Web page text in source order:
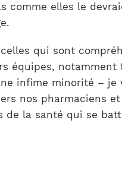
comme elles le
qui sont
équipes,
infime minorité –
nos pharmaciens
de la santé qui se